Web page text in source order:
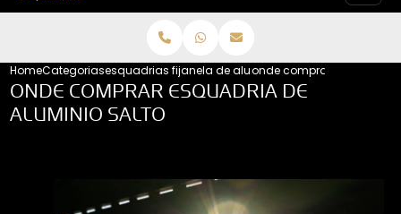
HomeCategoriasesquadrias fixasjanela de aluminio fixaonde comprar esquadria
ONDE COMPRAR ESQUADRIA DE
ALUMINIO SALTO